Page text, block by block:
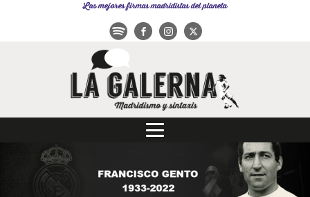
Las mejores firmas madridistas del planeta